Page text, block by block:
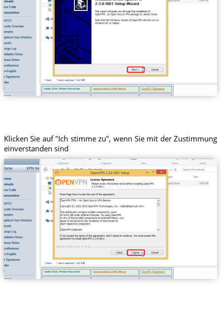
Klicken Sie auf "Ich stimme zu", wenn Sie mit der Zustimmung
einverstanden sind